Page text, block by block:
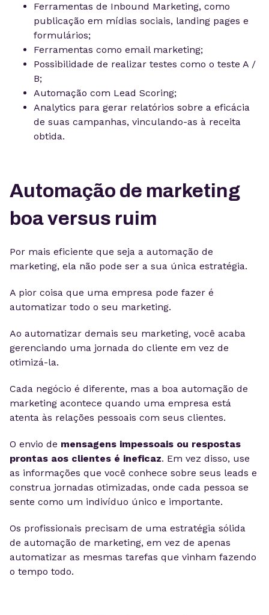
Ferramentas de Inbound Marketing, como
publicação em mídias sociais, landing pages e
formulários;
Ferramentas como email marketing;
Possibilidade de realizar testes como o teste A /
B;
Automação com Lead Scoring;
Analytics para gerar relatórios sobre a eficácia
de suas campanhas, vinculando-as à receita
obtida.
Automação de marketing
boa versus ruim
Por mais eficiente que seja a automação de
marketing, ela não pode ser a sua única estratégia.
A pior coisa que uma empresa pode fazer é
automatizar todo o seu marketing.
Ao automatizar demais seu marketing, você acaba
gerenciando uma jornada do cliente em vez de
otimizá-la.
Cada negócio é diferente, mas a boa automação de
marketing acontece quando uma empresa está
atenta às relações pessoais com seus clientes.
O envio de mensagens impessoais ou respostas
prontas aos clientes é ineficaz. Em vez disso, use
as informações que você conhece sobre seus leads e
construa jornadas otimizadas, onde cada pessoa se
sente como um indivíduo único e importante.
Os profissionais precisam de uma estratégia sólida
de automação de marketing, em vez de apenas
automatizar as mesmas tarefas que vinham fazendo
o tempo todo.